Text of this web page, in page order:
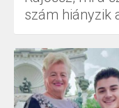
szám hiányzik